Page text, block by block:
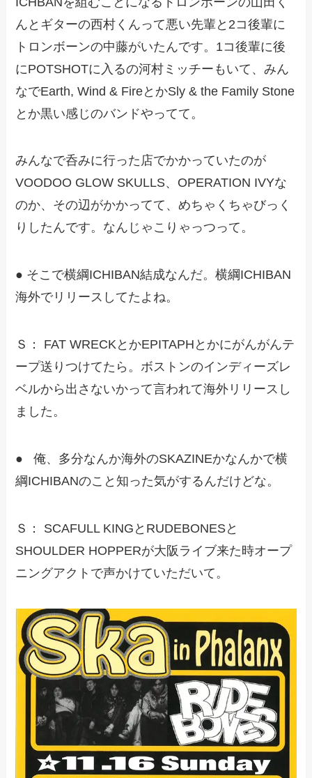
んとギターの西村くんって悪い先輩と2コ後輩に
トロンボーンの中藤がいたんです。1コ後輩に後
にPOTSHOTに入るの河村ミッチーもいて、みん
なでEarth, Wind & FireとかSly & the Family Stone
とか黒い感じのバンドやってて。
みんなで呑みに行った店でかかっていたのが
VOODOO GLOW SKULLS、OPERATION IVYな
のか、その辺がかかってて、めちゃくちゃびっく
りしたんです。なんじゃこりゃっつって。
● そこで横綱ICHIBAN結成なんだ。横綱ICHIBAN
海外でリリースしてたよね。
Ｓ： FAT WRECKとかEPITAPHとかにがんがんテ
ープ送りつけてたら。ボストンのインディーズレ
ベルから出さないかって言われて海外リリースし
ました。
● 俺、多分なんか海外のSKAZINEかなんかで横
綱ICHIBANのこと知った気がするんだけどな。
Ｓ： SCAFULL KINGとRUDEBONESと
SHOULDER HOPPERが大阪ライブ来た時オープ
ニングアクトで声かけていただいて。